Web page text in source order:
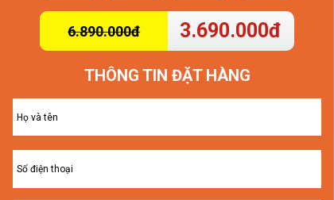
6.890.000đ 3.690.000đ
THÔNG TIN ĐẶT HÀNG